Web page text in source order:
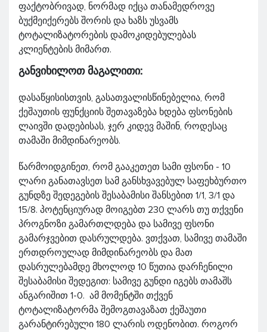
ფაქტობრივად, ნორმად იქცა თანამედროვე
ბუქმეიქერებს შორის და ხაზს უსვამს
ტოტალიზატორების დამოკიდებულებას
კლიენტების მიმართ.
განვიხილოთ მაგალითი:
დასაწყისისთვის, გასათვალისწინებელია, რომ
ქეშაუთის ფუნქციის შეთავაზება ხდება ფსონების
ლაივში დადებისას, ჯერ კიდევ მაშინ, როდესაც
თამაში მიმდინარეობს.
წარმოიდგინეთ, რომ გააკეთეთ სამი ფსონი - 10
ლარი განათავსეთ სამ განსხვავებულ საფეხბურთო
გუნდზე შედეგების შესაბამისი შანსებით 1/1, 3/1 და
15/8. პოტენციურად მოიგებთ 230 ლარს თუ თქვენი
პროგნოზი გამართლდება და სამივე ფსონი
გამარჯვებით დასრულდება. ვთქვათ, სამივე თამაში
ერთდროულად მიმდინარეობს და მათ
დასრულებამდე მხოლოდ 10 წუთია დარჩენილი
შესაბამისი შედეგით: სამივე გუნდი იგებს თამაშს
ანგარიშით 1-0. ამ მომენტში თქვენ
ტოტალიზატორმა შემოგთავაზათ ქეშაუთი
გარანტირებული 180 ლარის ოდენობით. როგორ